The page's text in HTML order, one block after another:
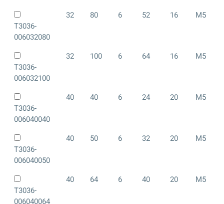
T3036-
006032080
32 80 6 52 16 M5
T3036-
006032100
32 100 6 64 16 M5
T3036-
006040040
40 40 6 24 20 M5
T3036-
006040050
40 50 6 32 20 M5
T3036-
006040064
40 64 6 40 20 M5